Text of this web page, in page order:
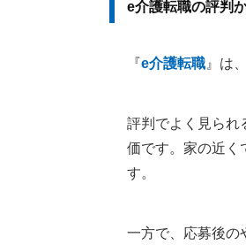
e介護転職の評判
『e介護転職 』は
評判でよく見られ
価です。家の近く
す。
一方で、応募後の